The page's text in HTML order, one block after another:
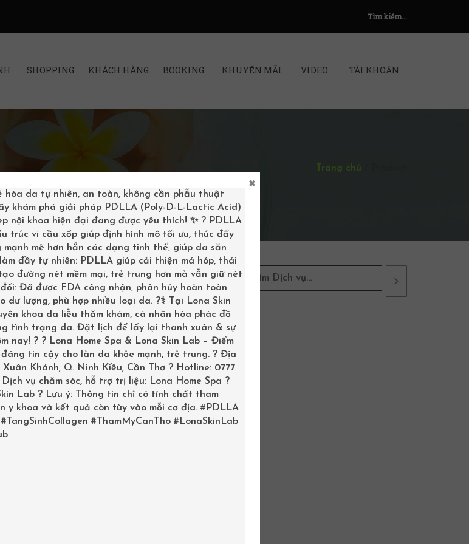
Tìm kiếm...
SHOPPING KHÁCH HÀNG BOOKING KHUYẾN MÃI VIDEO TÀI KHOẢN
Trang chủ
hóa da tự nhiên, an toàn, không cần phẫu thuật
khám phá giải pháp PDLLA (Poly-D-L-Lactic Acid)
nội khoa hiện đại đang được yêu thích! ✨ ? PDLLA
trúc vi cầu xốp giúp định hình mô tối ưu, thúc đẩy
mẽ hơn hẳn các dạng tinh thể, giúp da săn
đầy tự nhiên: PDLLA giúp cải thiện má hóp, thái
đường nét mềm mại, trẻ trung hơn mà vẫn giữ nét
Đã được FDA công nhận, phân hủy hoàn toàn
dư lượng, phù hợp nhiều loại da. ?‍⚕️ Tại Lona Skin
khoa da liễu thăm khám, cá nhân hóa phác đồ
tình trạng da. Đặt lịch để lấy lại thanh xuân & sự
nay! ? ? Lona Home Spa & Lona Skin Lab – Điểm
tin cậy cho làn da khỏe mạnh, trẻ trung. ? Địa
Xuân Khánh, Q. Ninh Kiều, Cần Thơ ? Hotline: 0777
vụ chăm sóc, hỗ trợ trị liệu: Lona Home Spa ?
Lab ? Lưu ý: Thông tin chỉ có tính chất tham
y khoa và kết quả còn tùy vào mỗi cơ địa. #PDLLA
#TangSinhCollagen #ThamMyCanTho #LonaSkinLab
×